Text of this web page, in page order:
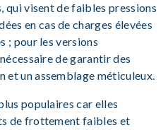
qui visent de faibles pressions
en cas de charges élevées
; pour les versions
de garantir des
et un assemblage méticuleux.
populaires car elles
de frottement faibles et